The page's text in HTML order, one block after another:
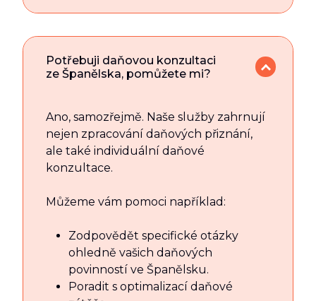
Potřebuji daňovou konzultaci
ze Španělska, pomůžete mi?
Ano, samozřejmě. Naše služby zahrnují
nejen zpracování daňových přiznání,
ale také individuální daňové
konzultace.
Můžeme vám pomoci například:
Zodpovědět specifické otázky
ohledně vašich daňových
povinností ve Španělsku.
Poradit s optimalizací daňové